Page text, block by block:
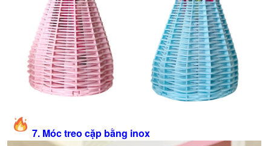
7. Móc treo cặp bằng inox